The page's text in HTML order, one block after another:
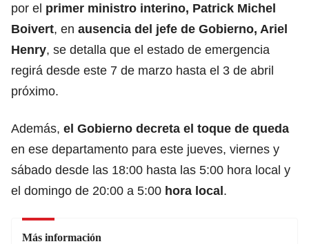
por el primer ministro interino, Patrick Michel
Boivert, en ausencia del jefe de Gobierno, Ariel
Henry, se detalla que el estado de emergencia
regirá desde este 7 de marzo hasta el 3 de abril
próximo.
Además, el Gobierno decreta el toque de queda
en ese departamento para este jueves, viernes y
sábado desde las 18:00 hasta las 5:00 hora local y
el domingo de 20:00 a 5:00 hora local.
Más información